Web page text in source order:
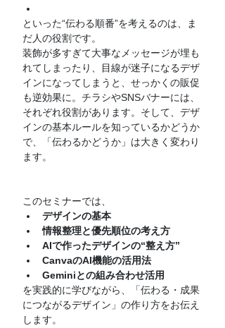
といった“伝わる順番”を考えるのは、ま
だ人の役割です。
装飾が多すぎて大事なメッセージが埋も
れてしまったり、目線が迷子になるデザ
インになってしまうと、せっかくの販促
も逆効果に。チラシやSNSバナーには、
それぞれ役割があります。そして、デザ
インの基本ルールを知っているかどうか
で、「伝わるかどうか」は大きく変わり
ます。
このセミナーでは、
デザインの基本
情報整理と優先順位の考え方
AIで作ったデザインの“整え方”
CanvaのAI機能の活用法
Geminiとの組み合わせ活用
を実践的に学びながら、「伝わる・成果
につながるデザイン」の作り方をお伝え
します。